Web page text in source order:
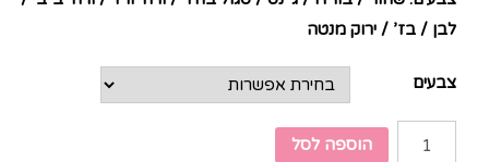
לבן / בז’ / ירוק מנטה
צבעים
הוספה לסל